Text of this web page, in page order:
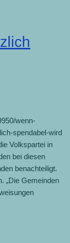
wenn-
spendabel-wird
Volkspartei in
bei diesen
benachteiligt.
„Die Gemeinden